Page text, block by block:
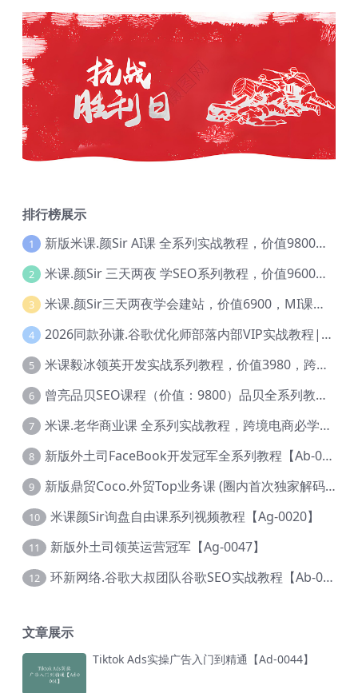
排行榜展示
1 新版米课.颜Sir AI课 全系列实战教程，价值9800，跨境首选！【Ag-0052】
2 米课.颜Sir 三天两夜 学SEO系列教程，价值9600元，跨境人都在学 【Ag-0056】
3 米课.颜Sir三天两夜学会建站，价值6900，MI课甄选课程 【Ag-0055】
4 2026同款孙谦.谷歌优化师部落内部VIP实战教程|价值4999元全网独家解码（官方报名版本）【@034】
5 米课毅冰领英开发实战系列教程，价值3980，跨境必选【Ag-0049】
6 曾亮品贝SEO课程（价值：9800）品贝全系列教程 【Ab-0022】
7 米课.老华商业课 全系列实战教程，跨境电商必学，价值16900元【Ag-0053】
8 新版外土司FaceBook开发冠军全系列教程【Ab-0021】
9 新版鼎贸Coco.外贸Top业务课 (圈内首次独家解码|460节课)【Ag-0091】
10 米课颜Sir询盘自由课系列视频教程【Ag-0020】
11 新版外土司领英运营冠军【Ag-0047】
12 环新网络.谷歌大叔团队谷歌SEO实战教程【Ab-0024】
文章展示
Tiktok Ads实操广告入门到精通【Ad-0044】